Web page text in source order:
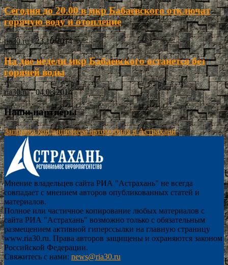
Сегодня до 20.00 в мкр Бабаевского отключат
горячую воду и отопление
ria30.ru - 23.10.2014
На две недели мкр Бабаевского останется без
горячей воды
ria30.ru - 04.08.2014
Наши партнёры
Заправка кондиционера автомобиля в Астрахани
Мнение владельцев сайта РИА "Астрахань" не всегда
совпадает с мнением авторов опубликованных статей и
материалов.
Полное или частичное копирование любых материалов с
сайта РИА "Астрахань" возможно только с обязательным
размещением активной гиперссылки на главную страницу
www.ria30.ru. Права авторов защищены и охраняются законом
Российской Федерации.
Свяжитесь с нами: news@ria30.ru